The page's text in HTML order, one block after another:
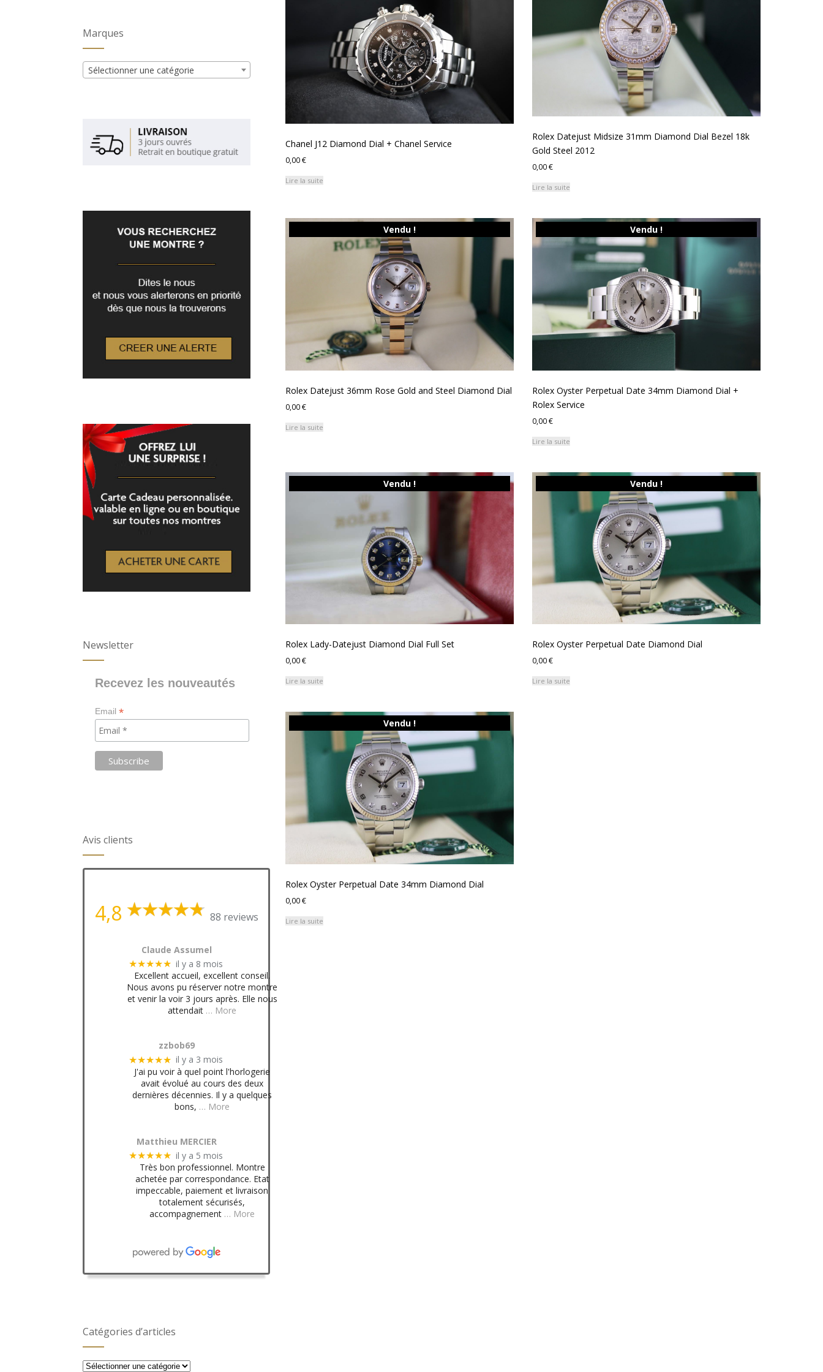
ancien
Chanel J12 Diamond Dial + Chanel Service
0,00€
Lire la suite
Rolex Datejust Midsize 31mm Diamond Dial Bezel 18k
Gold Steel 2012
0,00€
Lire la suite
Vendu !
Rolex Datejust 36mm Rose Gold and Steel Diamond Dial
0,00€
Lire la suite
Vendu !
Rolex Oyster Perpetual Date 34mm Diamond Dial +
Rolex Service
0,00€
Lire la suite
Vendu !
Rolex Lady-Datejust Diamond Dial Full Set
0,00€
Lire la suite
Vendu !
Rolex Oyster Perpetual Date Diamond Dial
0,00€
Lire la suite
Vendu !
Rolex Oyster Perpetual Date 34mm Diamond Dial
0,00€
Lire la suite
Marques
Sélectionner une catégorie
Newsletter
Recevez les nouveautés
Email*
Avis clients
4,8 88 reviews
Claude Assumel
★★★★★ il y a 8 mois
Excellent accueil, excellent conseil.
Nous avons pu réserver notre montre
et venir la voir 3 jours après. Elle nous
attendait … More
zzbob69
★★★★★ il y a 3 mois
J'ai pu voir à quel point l'horlogerie
avait évolué au cours des deux
dernières décennies. Il y a quelques
bons, … More
Matthieu MERCIER
★★★★★ il y a 5 mois
Très bon professionnel. Montre
achetée par correspondance. Etat
impeccable, paiement et livraison
totalement sécurisés,
accompagnement … More
Catégories d’articles
Catégories